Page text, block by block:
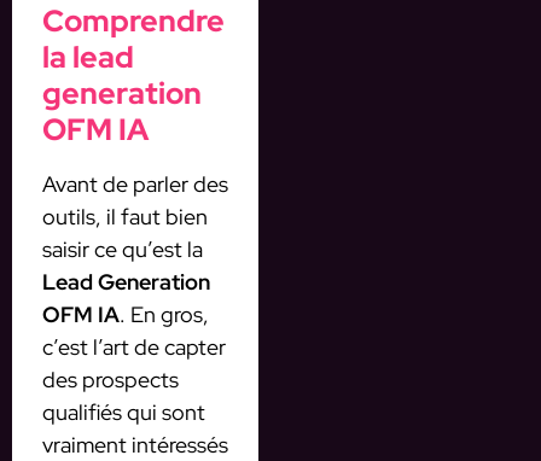
Comprendre
la lead
generation
OFM IA
Avant de parler des
outils, il faut bien
saisir ce qu’est la
Lead Generation
OFM IA. En gros,
c’est l’art de capter
des prospects
qualifiés qui sont
vraiment intéressés